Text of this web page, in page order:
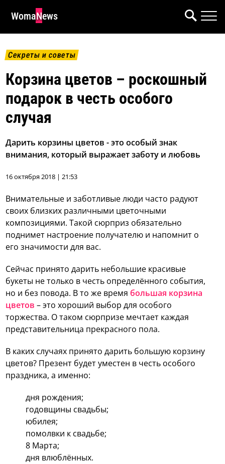
WomaNews
Секреты и советы
Корзина цветов – роскошный
подарок в честь особого
случая
Дарить корзины цветов - это особый знак
внимания, который выражает заботу и любовь
16 октября 2018 | 21:53
Внимательные и заботливые люди часто радуют
своих близких различными цветочными
композициями. Такой сюрприз обязательно
поднимет настроение получателю и напомнит о
его значимости для вас.
Сейчас принято дарить небольшие красивые
букеты не только в честь определённого события,
но и без повода. В то же времябольшая корзина
цветов – это хороший выбор для особого
торжества. О таком сюрпризе мечтает каждая
представительница прекрасного пола.
В каких случаях принято дарить большую корзину
цветов? Презент будет уместен в честь особого
праздника, а именно:
дня рождения;
годовщины свадьбы;
юбилея;
помолвки к свадьбе;
8 Марта;
дня влюблённых.